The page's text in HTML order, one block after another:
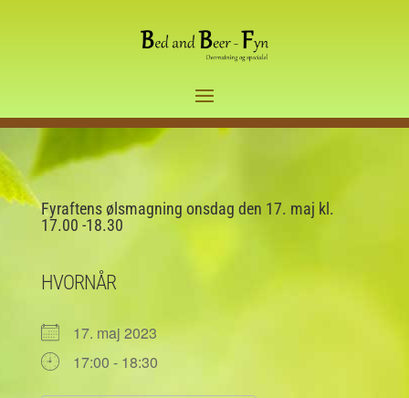
Fyraftens ølsmagning onsdag den 17. maj kl.
17.00 -18.30
HVORNÅR
17. maj 2023
17:00 - 18:30